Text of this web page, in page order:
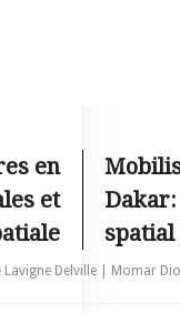
en
et
Lavigne Delville | Momar